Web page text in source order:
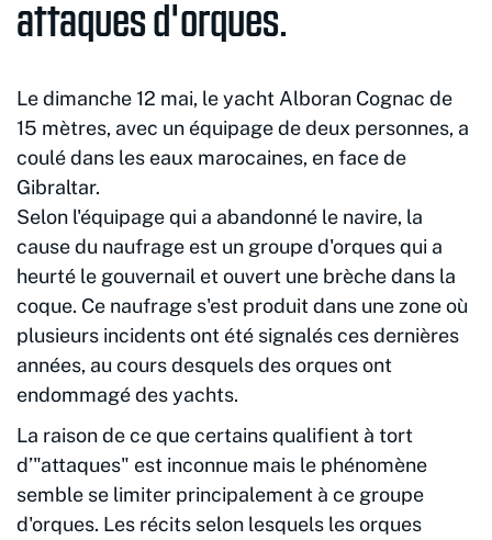
attaques d'orques.
Le dimanche 12 mai, le yacht Alboran Cognac de
15 mètres, avec un équipage de deux personnes, a
coulé dans les eaux marocaines, en face de
Gibraltar.
Selon l'équipage qui a abandonné le navire, la
cause du naufrage est un groupe d'orques qui a
heurté le gouvernail et ouvert une brèche dans la
coque. Ce naufrage s'est produit dans une zone où
plusieurs incidents ont été signalés ces dernières
années, au cours desquels des orques ont
endommagé des yachts.
La raison de ce que certains qualifient à tort
d’"attaques" est inconnue mais le phénomène
semble se limiter principalement à ce groupe
d'orques. Les récits selon lesquels les orques